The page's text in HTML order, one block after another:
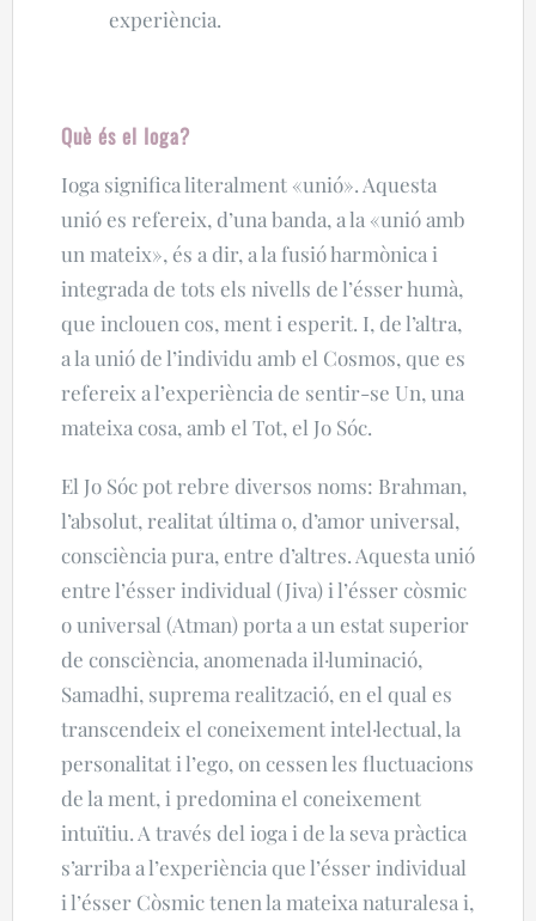
experiència.
Què és el Ioga?
Ioga significa literalment «unió». Aquesta
unió es refereix, d’una banda, a la «unió amb
un mateix», és a dir, a la fusió harmònica i
integrada de tots els nivells de l’ésser humà,
que inclouen cos, ment i esperit. I, de l’altra,
a la unió de l’individu amb el Cosmos, que es
refereix a l’experiència de sentir-se Un, una
mateixa cosa, amb el Tot, el Jo Sóc.
El Jo Sóc pot rebre diversos noms: Brahman,
l’absolut, realitat última o, d’amor universal,
consciència pura, entre d’altres. Aquesta unió
entre l’ésser individual (Jiva) i l’ésser còsmic
o universal (Atman) porta a un estat superior
de consciència, anomenada il·luminació,
Samadhi, suprema realització, en el qual es
transcendeix el coneixement intel·lectual, la
personalitat i l’ego, on cessen les fluctuacions
de la ment, i predomina el coneixement
intuïtiu. A través del ioga i de la seva pràctica
s’arriba a l’experiència que l’ésser individual
i l’ésser Còsmic tenen la mateixa naturalesa i,